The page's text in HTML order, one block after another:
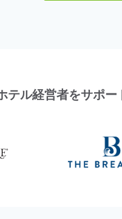
ル経営者をサポ